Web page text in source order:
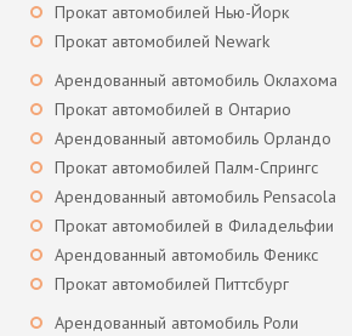
Прокат автомобилей Нью-Йорк
Прокат автомобилей Newark
Арендованный автомобиль Оклахома
Прокат автомобилей в Онтарио
Арендованный автомобиль Орландо
Прокат автомобилей Палм-Спрингс
Арендованный автомобиль Pensacola
Прокат автомобилей в Филадельфии
Арендованный автомобиль Феникс
Прокат автомобилей Питтсбург
Арендованный автомобиль Роли